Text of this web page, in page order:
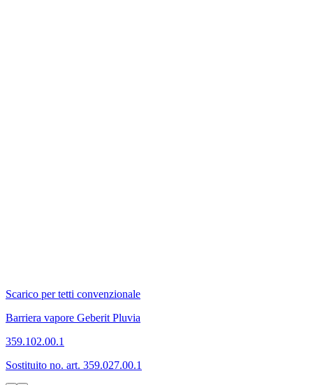
Scarico per tetti convenzionale
Barriera vapore Geberit Pluvia
359.102.00.1
Sostituito no. art. 359.027.00.1